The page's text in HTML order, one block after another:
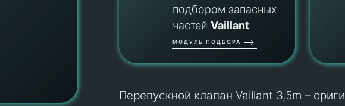
подбором запасных
частейVaillant
МОДУЛЬ ПОДБОРА
Перепускной клапан Vaillant 3,5m –